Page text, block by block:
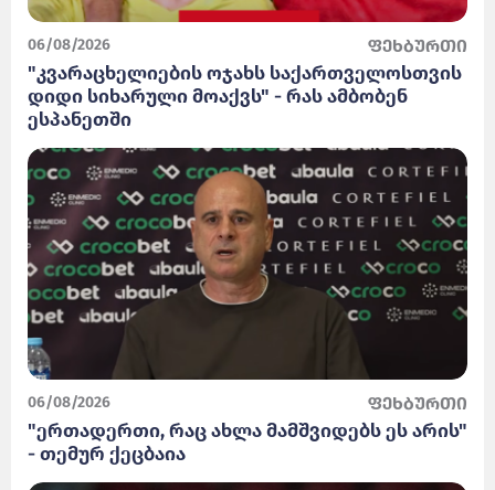
06/08/2026 ფეხბურთი
"კვარაცხელიების ოჯახს საქართველოსთვის
დიდი სიხარული მოაქვს" - რას ამბობენ
ესპანეთში
06/08/2026 ფეხბურთი
"ერთადერთი, რაც ახლა მამშვიდებს ეს არის"
- თემურ ქეცბაია